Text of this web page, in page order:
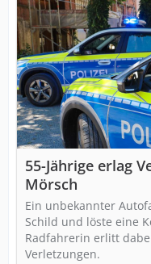
55-Jährige erlag
Mörsch
Ein unbekannter
Schild und löste eine
Radfahrerin erlitt
Verletzungen.